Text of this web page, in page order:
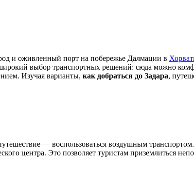
и оживленный порт на побережье Далмации в
выбор транспортных решений: сюда можно
Изучая варианты, как добраться до Задара,
— воспользоваться воздушным транспортом.
центра. Это позволяет туристам приземлиться